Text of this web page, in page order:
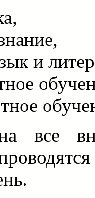
и
все